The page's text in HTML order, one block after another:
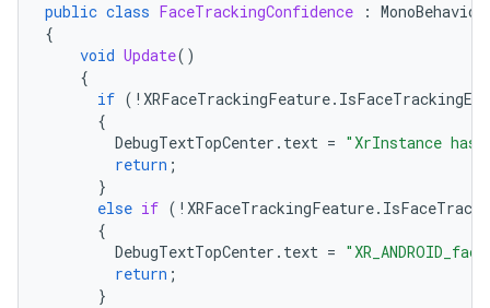
public class FaceTrackingConfidence :
{
void Update()
{
if ( ! XRFaceTrackingFeature.
{
DebugTextTopCenter . text = "XrInstance
return ;
}
else if ( ! XRFaceTrackingFeature.
{
DebugTextTopCenter . text =
return ;
}